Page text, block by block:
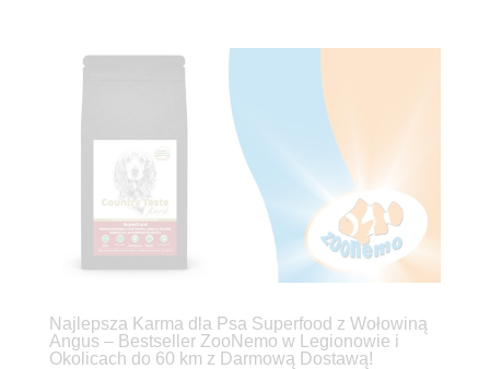
Najlepsza Karma dla Psa Superfood z Wołowiną
Angus – Bestseller ZooNemo w Legionowie i
Okolicach do 60 km z Darmową Dostawą!